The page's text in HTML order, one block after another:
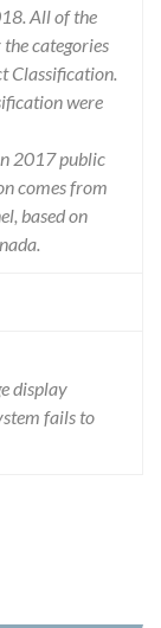
All of the
categories
Classification.
were
2017 public
comes from
based on
display
fails to